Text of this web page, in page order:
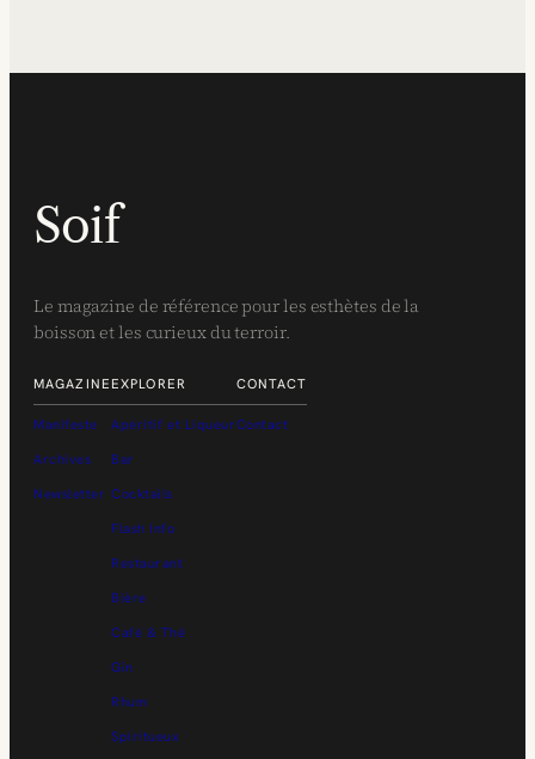
Soif
Le magazine de référence pour les esthètes de la
boisson et les curieux du terroir.
MAGAZINE
Manifeste
Archives
Newsletter
EXPLORER
Apéritif et Liqueur
Bar
Cocktails
Flash Info
Restaurant
Bière
Café & Thé
Gin
Rhum
Spiritueux
CONTACT
Contact